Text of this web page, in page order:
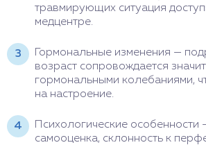
травмирующих ситуация
медцентре.
Гормональные изменения —
возраст сопровождается
гормональными колебаниями,
на настроение.
Психологические особенности
самооценка, склонность к